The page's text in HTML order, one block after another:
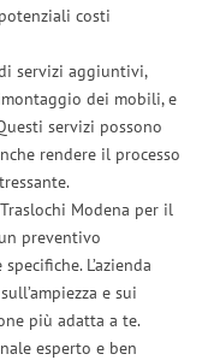
costi
servizi aggiuntivi,
dei mobili, e
servizi possono
rendere il processo
Modena per il
preventivo
L’azienda
e sui
più adatta a te.
esperto e ben